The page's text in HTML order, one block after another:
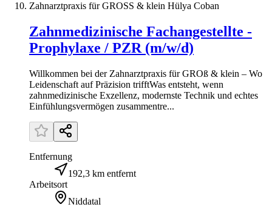
Zahnarztpraxis für GROSS & klein Hülya Coban
Zahnmedizinische Fachangestellte -
Prophylaxe / PZR (m/w/d)
Willkommen bei der Zahnarztpraxis für GROß & klein – Wo
Leidenschaft auf Präzision trifftWas entsteht, wenn
zahnmedizinische Exzellenz, modernste Technik und echtes
Einfühlungsvermögen zusammentre...
Entfernung
192,3 km entfernt
Arbeitsort
Niddatal